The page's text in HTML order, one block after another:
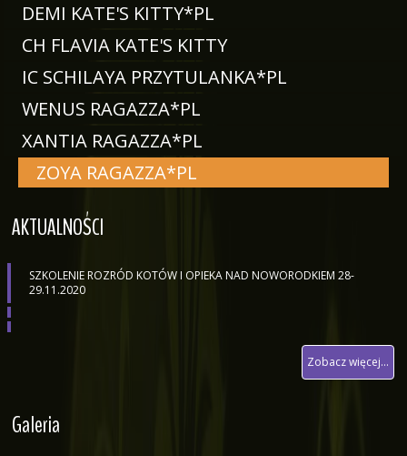
DEMI KATE'S KITTY*PL
CH FLAVIA KATE'S KITTY
IC SCHILAYA PRZYTULANKA*PL
WENUS RAGAZZA*PL
XANTIA RAGAZZA*PL
ZOYA RAGAZZA*PL
AKTUALNOŚCI
SZKOLENIE ROZRÓD KOTÓW I OPIEKA NAD NOWORODKIEM 28-
29.11.2020
Zobacz więcej...
Galeria